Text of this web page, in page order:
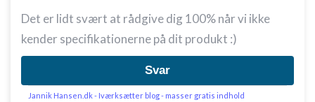
Det er lidt svært at rådgive dig 100% når vi ikke
kender specifikationerne på dit produkt :)
Svar
Jannik Hansen.dk - Iværksætter blog - masser gratis indhold